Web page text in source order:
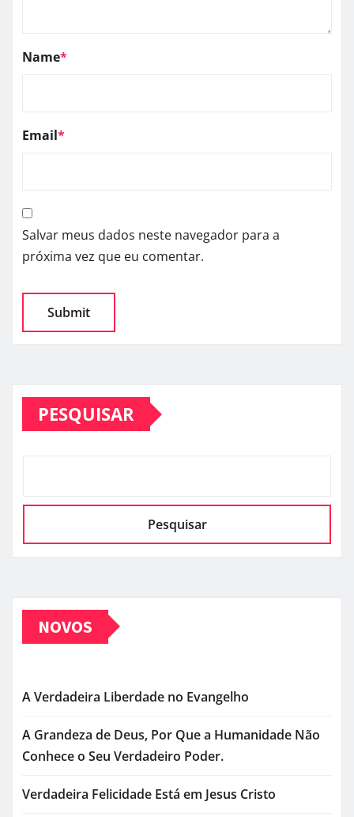
Name*
Email*
Salvar meus dados neste navegador para a
próxima vez que eu comentar.
PESQUISAR
Pesquisar
NOVOS
A Verdadeira Liberdade no Evangelho
A Grandeza de Deus, Por Que a Humanidade Não
Conhece o Seu Verdadeiro Poder.
Verdadeira Felicidade Está em Jesus Cristo